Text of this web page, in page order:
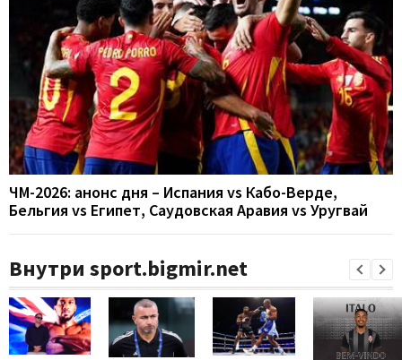
ЧМ-2026: анонс дня – Испания vs Кабо-Верде,
Бельгия vs Египет, Саудовская Аравия vs Уругвай
Внутри sport.bigmir.net